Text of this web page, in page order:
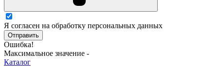
Я согласен на обработку персональных данных
Отправить
Ошибка!
Максимальное значение -
Каталог